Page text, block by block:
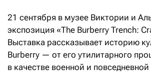
21 сентября в музее Виктории и
экспозиция «The Burberry Trench:
Выставка рассказывает историю
Burberry — от его утилитарного
в качестве военной и